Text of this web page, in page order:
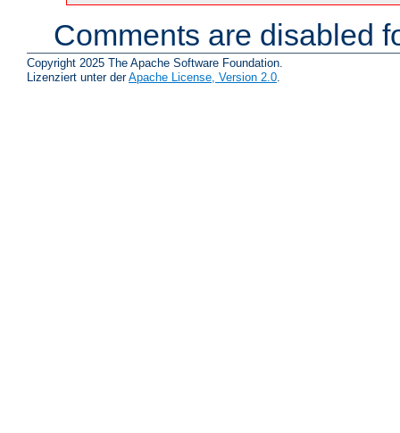
Comments are disabled
Copyright 2025 The Apache Software Foundation.
Lizenziert unter derApache License, Version 2.0